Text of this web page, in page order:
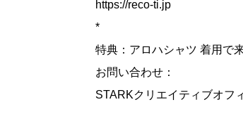
‭https://reco-ti.jp‬
*
特典：アロハシャツ 着用で
お問い合わせ：
STARKクリエイティブオフ